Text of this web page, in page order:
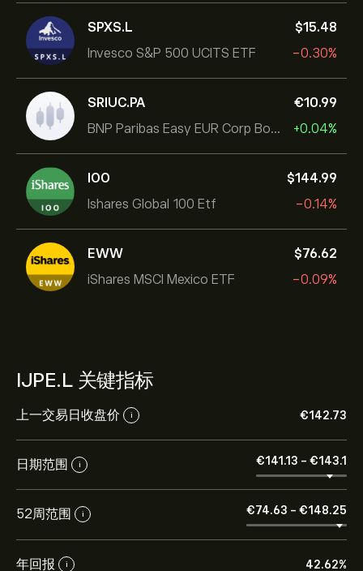
SPXS.L
Invesco S&P 500 UCITS ETF
‎$‎15.48
-0.30%
SRIUC.PA
BNP Paribas Easy EUR Corp Bond SRI Fossil Free Ult
‎€‎10.99
+0.04%
IOO
Ishares Global 100 Etf
‎$‎144.99
-0.14%
EWW
iShares MSCI Mexico ETF
‎$‎76.62
-0.09%
IJPE.L 关键指标
上一交易日收盘价 i ‎€‎142.73
日期范围 i ‎€‎141.13 - ‎€‎143.1
52周范围 i ‎€‎74.63 - ‎€‎148.25
年回报 i 42.62%